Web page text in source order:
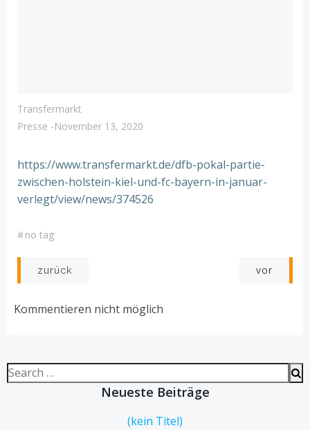
Transfermarkt
Presse -November 13, 2020
https://www.transfermarkt.de/dfb-pokal-partie-
zwischen-holstein-kiel-und-fc-bayern-in-januar-
verlegt/view/news/374526
#no tag
Post
navigation
zurück
navigation
vor
Kommentieren nicht möglich
Search
for:
Neueste Beiträge
(kein Titel)